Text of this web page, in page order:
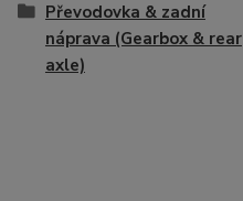
Převodovka & zadní
náprava (Gearbox & rear
axle)